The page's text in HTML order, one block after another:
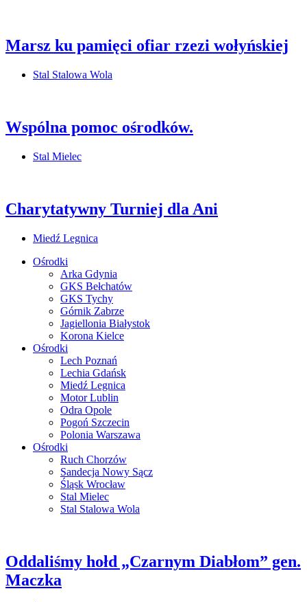
Marsz ku pamięci ofiar rzezi wołyńskiej
Stal Stalowa Wola
Wspólna pomoc ośrodków.
Stal Mielec
Charytatywny Turniej dla Ani
Miedź Legnica
Ośrodki
Arka Gdynia
GKS Bełchatów
GKS Tychy
Górnik Zabrze
Jagiellonia Białystok
Korona Kielce
Ośrodki
Lech Poznań
Lechia Gdańsk
Miedź Legnica
Motor Lublin
Odra Opole
Pogoń Szczecin
Polonia Warszawa
Ośrodki
Ruch Chorzów
Sandecja Nowy Sącz
Śląsk Wrocław
Stal Mielec
Stal Stalowa Wola
Oddaliśmy hołd „Czarnym Diabłom” gen.
Maczka